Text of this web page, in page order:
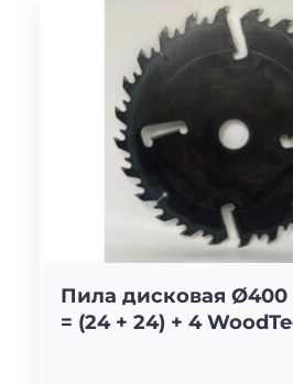
Пила дисковая Ø400
= (24 + 24) + 4